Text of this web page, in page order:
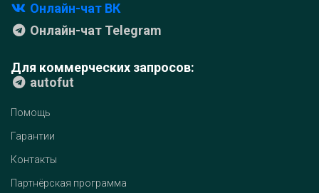
Онлайн-чат ВК
Онлайн-чат Telegram
Для коммерческих запросов:
autofut
Помощь
Гарантии
Контакты
Партнёрская программа